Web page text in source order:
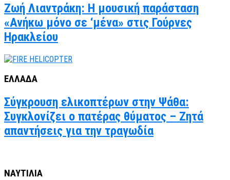
Ζωή Λιαντράκη: Η μουσική παράσταση
«Ανήκω μόνο σε ‘μένα» στις Γούρνες
Ηρακλείου
ΕΛΛΑΔΑ
Σύγκρουση ελικοπτέρων στην Ψάθα:
Συγκλονίζει ο πατέρας θύματος – Ζητά
απαντήσεις για την τραγωδία
ΝΑΥΤΙΛΙΑ